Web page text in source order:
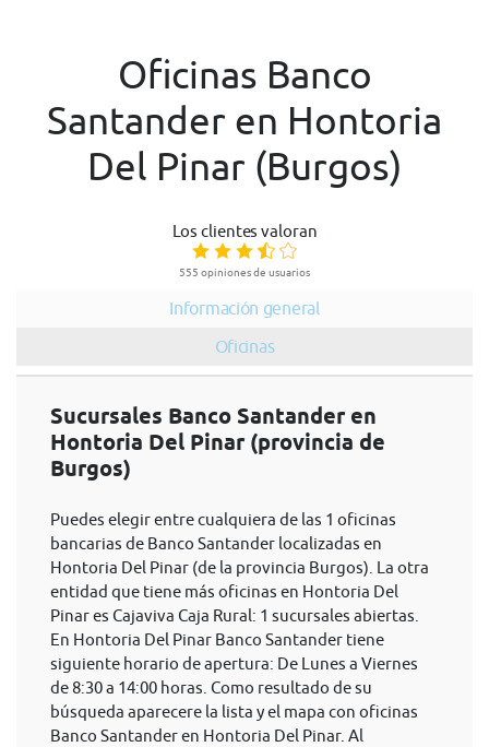
Oficinas Banco
Santander en Hontoria
Del Pinar (Burgos)
Los clientes valoran
555 opiniones de usuarios
Información general
Oficinas
Sucursales Banco Santander en
Hontoria Del Pinar (provincia de
Burgos)
Puedes elegir entre cualquiera de las 1 oficinas
bancarias de Banco Santander localizadas en
Hontoria Del Pinar (de la provincia Burgos). La otra
entidad que tiene más oficinas en Hontoria Del
Pinar es Cajaviva Caja Rural: 1 sucursales abiertas.
En Hontoria Del Pinar Banco Santander tiene
siguiente horario de apertura: De Lunes a Viernes
de 8:30 a 14:00 horas. Como resultado de su
búsqueda aparecere la lista y el mapa con oficinas
Banco Santander en Hontoria Del Pinar. Al